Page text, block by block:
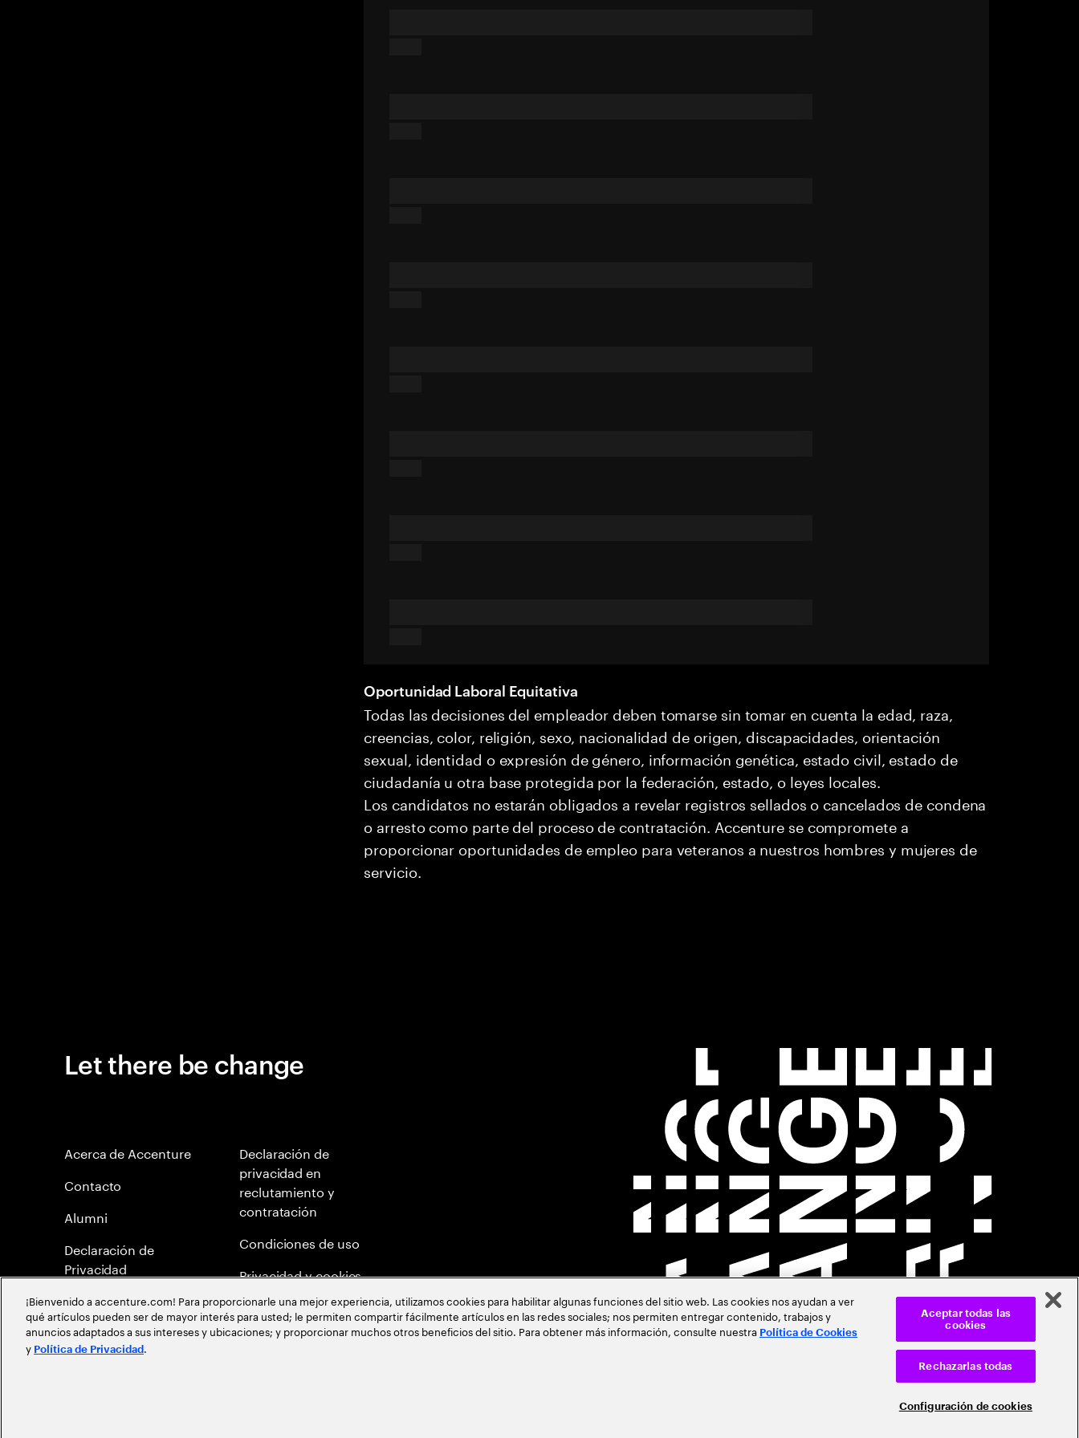
Oportunidad Laboral Equitativa
Todas las decisiones del empleador deben tomarse sin tomar en cuenta la edad, raza,
creencias, color, religión, sexo, nacionalidad de origen, discapacidades, orientación
sexual, identidad o expresión de género, información genética, estado civil, estado de
ciudadanía u otra base protegida por la federación, estado, o leyes locales.
Los candidatos no estarán obligados a revelar registros sellados o cancelados de condena
o arresto como parte del proceso de contratación. Accenture se compromete a
proporcionar oportunidades de empleo para veteranos a nuestros hombres y mujeres de
servicio.
Let there be change
Acerca de Accenture
Contacto
Alumni
Declaración de
Privacidad
Declaración de
privacidad en
reclutamiento y
contratación
Condiciones de uso
Privacidad y cookies
Mapa del Sitio
Política de Meritocracia
¡Bienvenido a accenture.com! Para proporcionarle una mejor experiencia, utilizamos cookies para habilitar algunas funciones del sitio web. Las cookies nos ayudan a ver
qué artículos pueden ser de mayor interés para usted; le permiten compartir fácilmente artículos en las redes sociales; nos permiten entregar contenido, trabajos y
anuncios adaptados a sus intereses y ubicaciones; y proporcionar muchos otros beneficios del sitio. Para obtener más información, consulte nuestra Política de Cookies
y Política de Privacidad .
Configuración de cookies
Rechazarlas todas
Aceptar todas las
cookies